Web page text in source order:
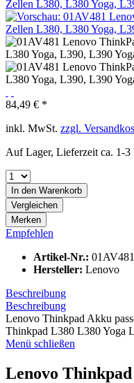
84,49 € *
inkl. MwSt. zzgl.
Auf Lager, Lieferzeit ca. 1-3
In den Warenkorb
Vergleichen
Merken
Empfehlen
Artikel-Nr.: 01AV481
Hersteller: Lenovo
Beschreibung
Beschreibung
Lenovo Thinkpad Akku
Thinkpad L380 L380 Yoga
Menü schließen
Lenovo